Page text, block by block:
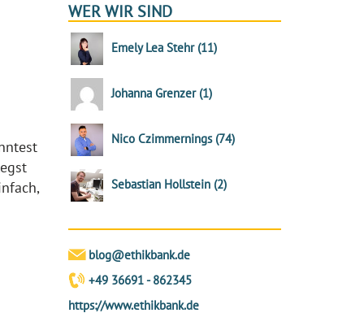
WER WIR SIND
Emely Lea Stehr (11)
Johanna Grenzer (1)
Nico Czimmernings (74)
Sebastian Hollstein (2)
blog@ethikbank.de
+49 36691 - 862345
https://www.ethikbank.de